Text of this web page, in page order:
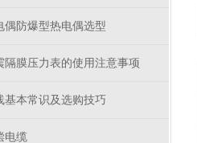
偶防爆型热电偶选型
隔膜压力表的使用注意事项
基本常识及选购技巧
电缆